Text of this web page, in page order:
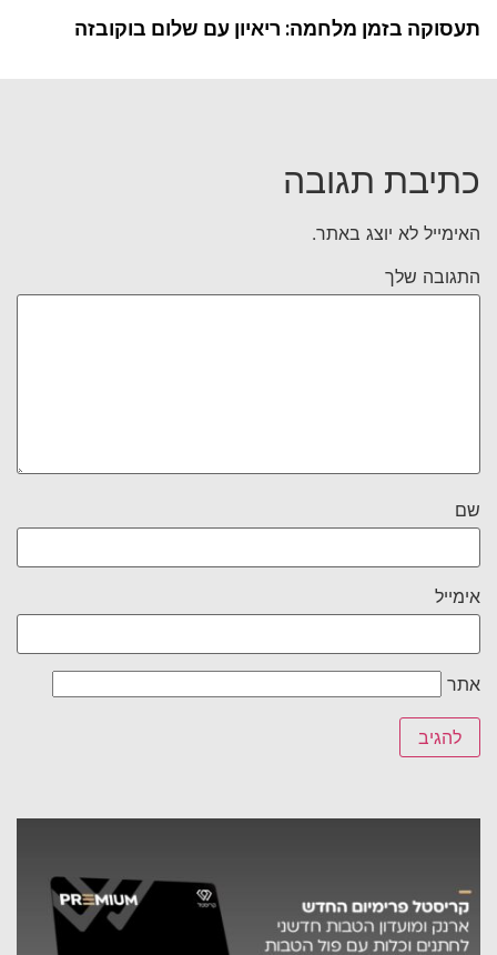
תעסוקה בזמן מלחמה: ריאיון עם שלום בוקובזה
כתיבת תגובה
האימייל לא יוצג באתר.
התגובה שלך
שם
אימייל
אתר